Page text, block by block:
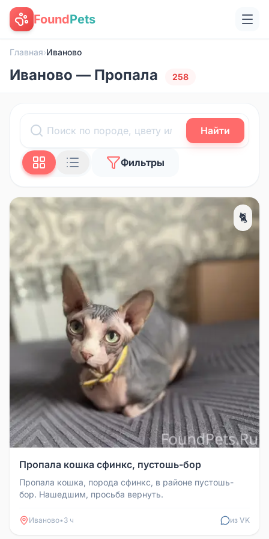
FoundPets
Главная›Иваново
Иваново — Пропала 258
Найти
Фильтры
🐈
Пропала кошка сфинкс, пустошь-бор
Пропала кошка, порода сфинкс, в районе пустошь-
бор. Нашедшим, просьба вернуть.
Иваново• 3 ч из VK